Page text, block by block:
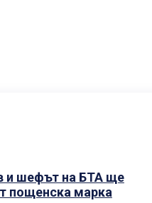
и шефът на БТА ще
пощенска марка